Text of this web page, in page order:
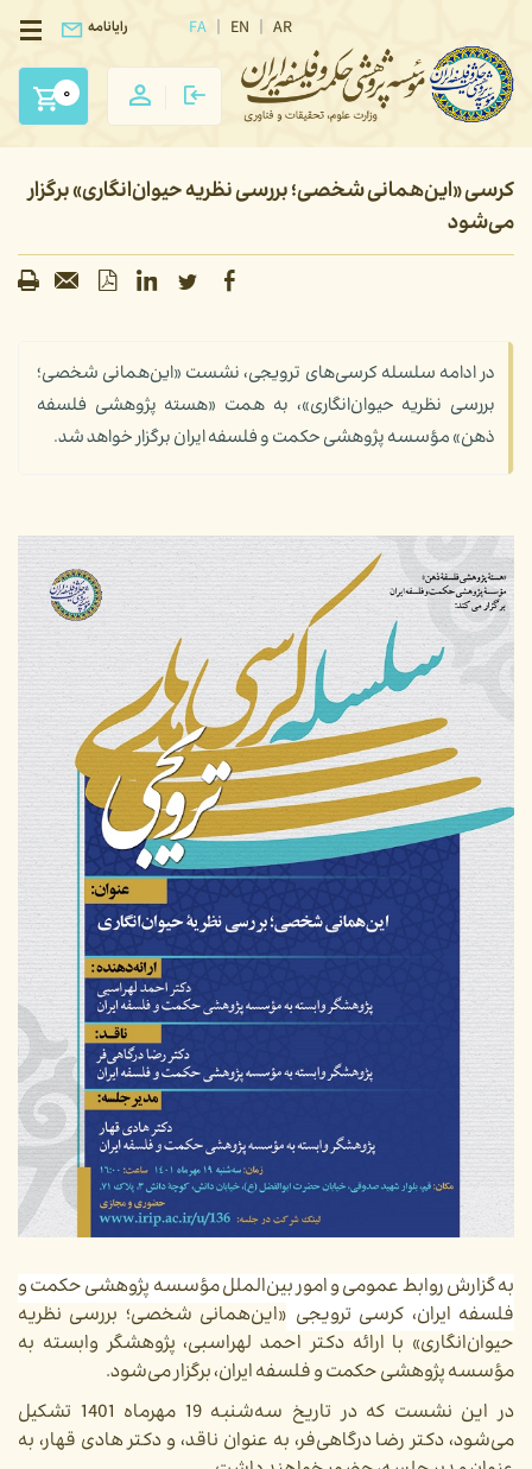
FA EN AR رایانامه
0
کرسی «این‌همانی شخصی؛ بررسی نظریه حیوان‌انگاری» برگزار
می‌شود
در ادامه سلسله کرسی‌های ترویجی، نشست «این‌همانی شخصی؛
بررسی نظریه حیوان‌انگاری»، به همت «هسته پژوهشی فلسفه
ذهن» مؤسسه پژوهشی حکمت و فلسفه ایران برگزار خواهد شد.
به گزارش روابط عمومی و امور بین‌الملل مؤسسه پژوهشی حکمت و
فلسفه ایران، کرسی ترویجی «این‌همانی شخصی؛ بررسی نظریه
حیوان‌انگاری» با ارائه دکتر احمد لهراسبی، پژوهشگر وابسته به
مؤسسه پژوهشی حکمت و فلسفه ایران، برگزار می‌شود.
در این نشست که در تاریخ سه‌شنبه 19 مهرماه 1401 تشکیل
می‌شود، دکتر رضا درگاهی‌فر، به عنوان ناقد، و دکتر هادی قهار، به